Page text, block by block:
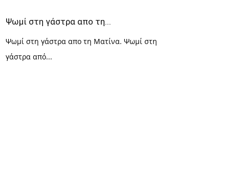
Ψωμί στη γάστρα απο τη...
Ψωμί στη γάστρα απο τη Ματίνα. Ψωμί στη
γάστρα από...